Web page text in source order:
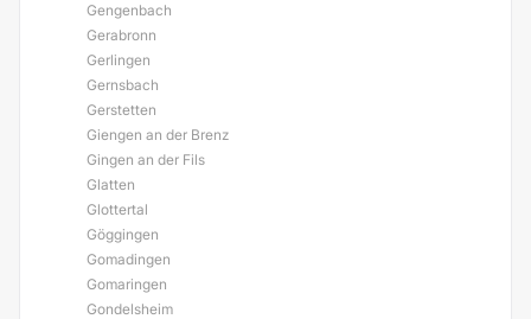
Gengenbach
Gerabronn
Gerlingen
Gernsbach
Gerstetten
Giengen an der Brenz
Gingen an der Fils
Glatten
Glottertal
Göggingen
Gomadingen
Gomaringen
Gondelsheim